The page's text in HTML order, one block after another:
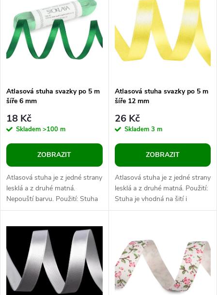
e
n
p
r
o
d
u
k
t
ů
Abecedně
ý
p
i
s
p
r
o
d
u
k
t
ů
Atlasová stuha svazky po 5 m
šíře 6 mm
18 Kč
Skladem >100 m
ZOBRAZIT
Atlasová stuha je z jedné strany
lesklá a z druhé matná.
Nepouští barvu. Použití: Stuha
je vhodná na šití i dekorování.
Atlasová stuha svazky po 5 m
šíře 12 mm
26 Kč
Skladem 3 m
ZOBRAZIT
Atlasová stuha je z jedné strany
lesklá a z druhé matná. Použití:
Stuha je vhodná na šití i
dekorování. Můžete s ní zdobit